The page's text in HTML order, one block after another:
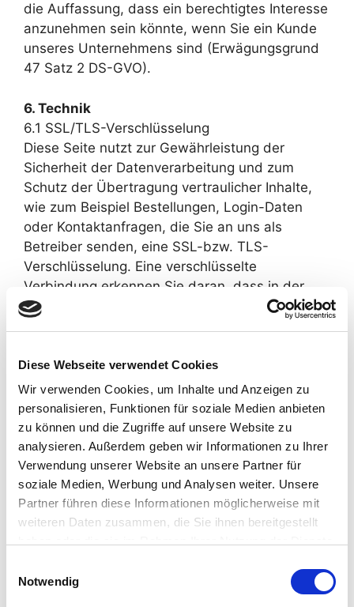
Diese Webseite verwendet Cookies
Wir verwenden Cookies, um Inhalte und Anzeigen zu
personalisieren, Funktionen für soziale Medien anbieten
zu können und die Zugriffe auf unsere Website zu
analysieren. Außerdem geben wir Informationen zu Ihrer
Verwendung unserer Website an unsere Partner für
soziale Medien, Werbung und Analysen weiter. Unsere
Partner führen diese Informationen möglicherweise mit
weiteren Daten zusammen, die Sie ihnen bereitgestellt
Notwendig
die Auffassung, dass ein berechtigtes Interesse
anzunehmen sein könnte, wenn Sie ein Kunde
unseres Unternehmens sind (Erwägungsgrund
47 Satz 2 DS-GVO).
6. Technik
6.1 SSL/TLS-Verschlüsselung
Diese Seite nutzt zur Gewährleistung der
Sicherheit der Datenverarbeitung und zum
Schutz der Übertragung vertraulicher Inhalte,
wie zum Beispiel Bestellungen, Login-Daten
oder Kontaktanfragen, die Sie an uns als
Betreiber senden, eine SSL-bzw. TLS-
Verschlüsselung. Eine verschlüsselte
Verbindung erkennen Sie daran, dass in der
Adresszeile des Browsers statt einem „http://“
Wenn die SSL- bzw. TLS-Verschlüsselung
aktiviert ist, können die Daten, die Sie an uns
übermitteln, nicht von Dritten mitgelesen
werden.
6.2 Datenerfassung beim Besuch der
Internetseite
Bei der lediglich informatorischen Nutzung
unserer Website, also wenn Sie sich nicht
registrieren oder uns anderweitig Informationen
übermitteln, erheben wir nur solche Daten, die
sog. „Server-Logfiles“). Unsere Internetseite